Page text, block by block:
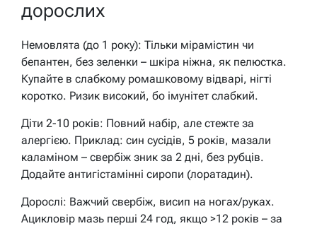
дорослих
Немовлята (до 1 року): Тільки мірамістин чи
бепантен, без зеленки – шкіра ніжна, як пелюстка.
Купайте в слабкому ромашковому відварі, нігті
коротко. Ризик високий, бо імунітет слабкий.
Діти 2-10 років: Повний набір, але стежте за
алергією. Приклад: син сусідів, 5 років, мазали
каламіном – свербіж зник за 2 дні, без рубців.
Додайте антигістамінні сиропи (лоратадин).
Дорослі: Важчий свербіж, висип на ногах/руках.
Ацикловір мазь перші 24 год, якщо >12 років – за